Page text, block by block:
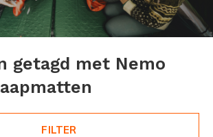
getagd met Nemo
FILTER